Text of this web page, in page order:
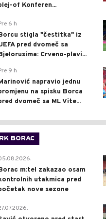
of Konferen...
6 h
stigla "čestitka" iz
pred dvomeč sa
Crveno-plavi...
9 h
napravio jednu
na spisku Borca
dvomeč sa ML Vite...
RK BORAC
m:tel zakazao osam
utakmica pred
nove sezone